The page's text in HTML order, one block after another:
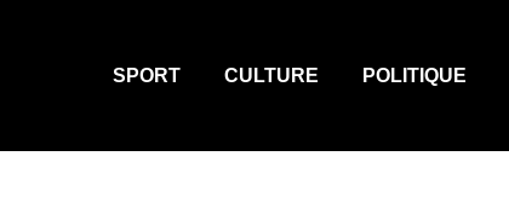
SPORT CULTURE POLITIQUE